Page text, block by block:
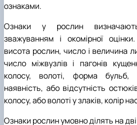
ознаками.
Ознаки у рослин
зважуванням і окомірної
висота рослин, число і величина
число міжвузлів і пагонів
колосу, волоті, форма бульб,
наявність, або відсутність
колосу, або волоті у злаків, колір
Ознаки рослин умовно ділять на дві